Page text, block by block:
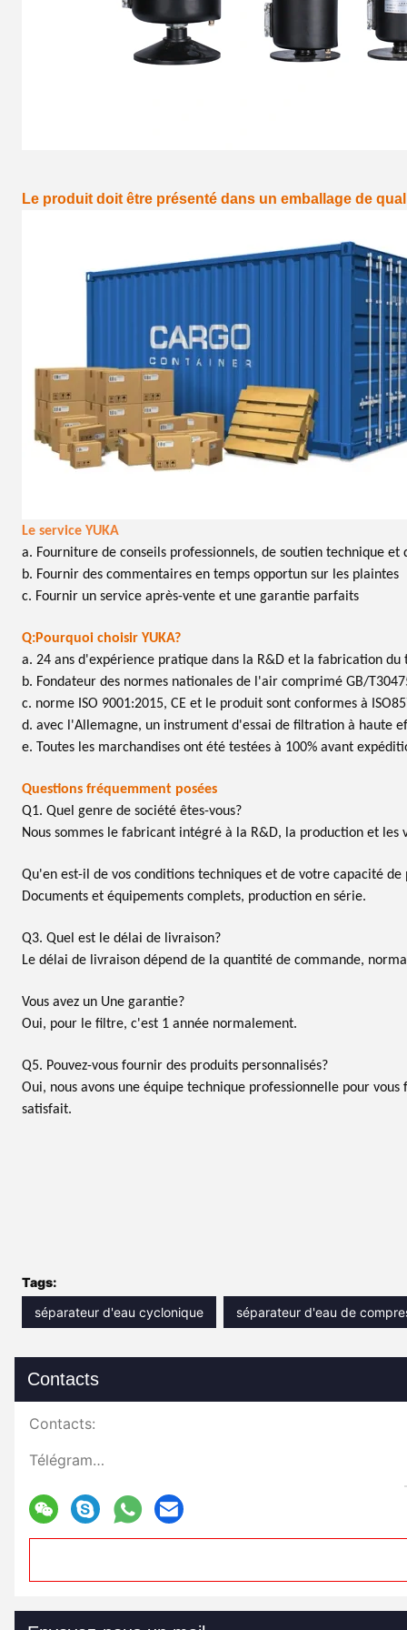
Le produit doit être présenté dans un emballage de
Le service YUKA
a. Fourniture de conseils professionnels, de soutien technique et
b. Fournir des commentaires en temps opportun sur les plaintes
c. Fournir un service après-vente et une garantie parfaits
Q:Pourquoi choisir YUKA?
a. 24 ans d'expérience pratique dans la R&D et la fabrication
b. Fondateur des normes nationales de l'air comprimé GB/
c. norme ISO 9001:2015, CE et le produit sont conformes à
d. avec l'Allemagne, un instrument d'essai de filtration à haute
e. Toutes les marchandises ont été testées à 100% avant
Questions fréquemment posées
Q1. Quel genre de société êtes-vous?
Nous sommes le fabricant intégré à la R&D, la production et les
Qu'en est-il de vos conditions techniques et de votre capacité de
Documents et équipements complets, production en série.
Q3. Quel est le délai de livraison?
Le délai de livraison dépend de la quantité de commande,
Vous avez un Une garantie?
Oui, pour le filtre, c'est 1 année normalement.
Q5. Pouvez-vous fournir des produits personnalisés?
Oui, nous avons une équipe technique professionnelle pour
satisfait.
Tags:
séparateur d'eau cyclonique
séparateur d'eau de
Contacts
Contacts:
Télégramme: